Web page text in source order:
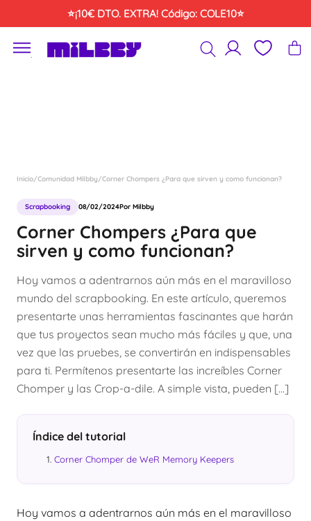
⭐¡10€ DTO. EXTRA! Código: COLE10⭐
´
Inicio/Comunidad Milbby/Corner Chompers ¿Para que sirven y como funcionan?
Scrapbooking 08/02/2024Por Milbby
Corner Chompers ¿Para que
sirven y como funcionan?
Hoy vamos a adentrarnos aún más en el maravilloso
mundo del scrapbooking. En este artículo, queremos
presentarte unas herramientas fascinantes que harán
que tus proyectos sean mucho más fáciles y que, una
vez que las pruebes, se convertirán en indispensables
para ti. Permítenos presentarte las increíbles Corner
Chomper y las Crop-a-dile. A simple vista, pueden […]
Índice del tutorial
Corner Chomper de WeR Memory Keepers
Hoy vamos a adentrarnos aún más en el maravilloso